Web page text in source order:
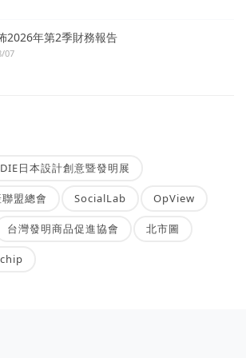
2026年第2季財務報告
07
日本設計創意暨發明展
盟總會 SocialLab OpView
台灣發明商品促進協會 北市圖